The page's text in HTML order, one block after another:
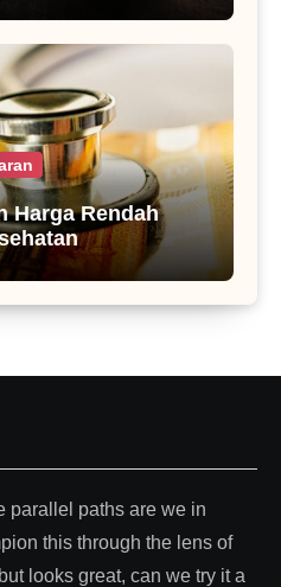
Harga Rendah
parallel paths are we in
this through the lens of
looks great, can we try it a